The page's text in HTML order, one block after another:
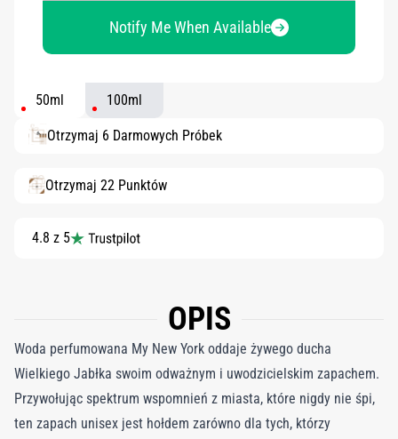
Notify Me When Available
50ml 100ml
Otrzymaj 6 Darmowych Próbek
Otrzymaj 22 Punktów
4.8 z 5
OPIS
Woda perfumowana My New York oddaje żywego ducha
Wielkiego Jabłka swoim odważnym i uwodzicielskim zapachem.
Przywołując spektrum wspomnień z miasta, które nigdy nie śpi,
ten zapach unisex jest hołdem zarówno dla tych, którzy